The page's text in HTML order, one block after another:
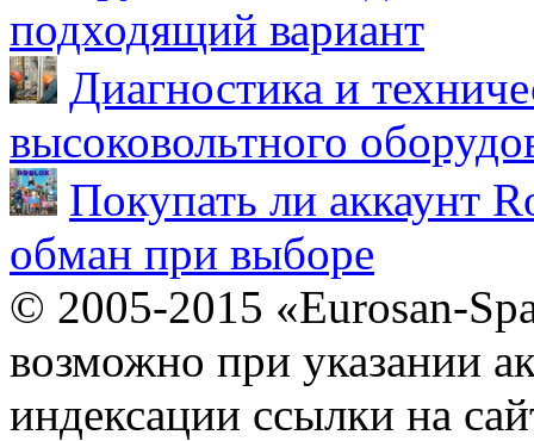
подходящий вариант
Диагностика и
высоковольтного
Покупать ли аккаунт
обман при выборе
© 2005-2015 «Eurosan-
возможно при указании
индексации ссылки на